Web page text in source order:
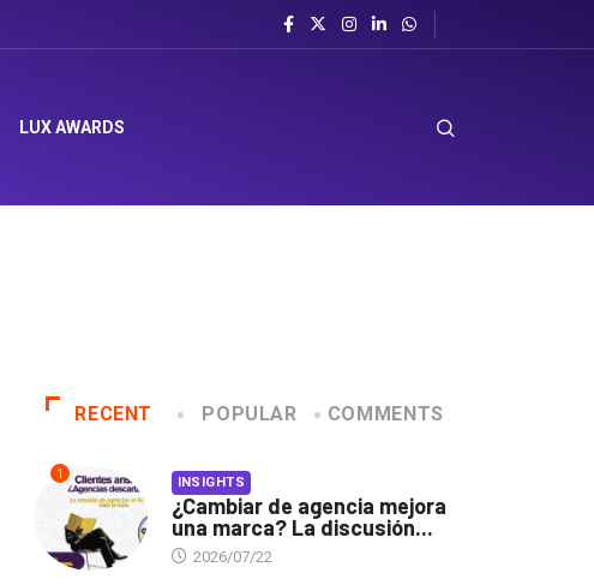
LUX AWARDS
RECENT POPULAR COMMENTS
1 INSIGHTS
¿Cambiar de agencia mejora
una marca? La discusión...
2026/07/22